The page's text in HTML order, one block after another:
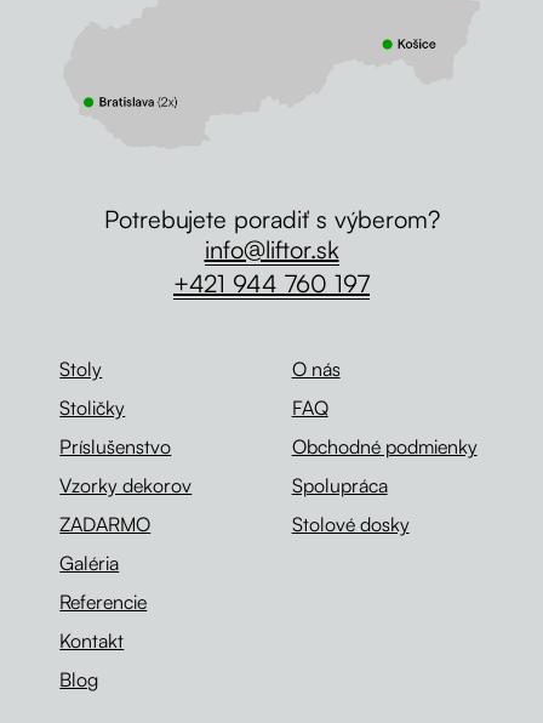
Stoly
Stoličky
Príslušenstvo
Vzorky dekorov
ZADARMO
Galéria
Referencie
Kontakt
Blog
O nás
FAQ
Obchodné podmienky
Spolupráca
Stolové dosky
Potrebujete poradiť s výberom?
info@liftor.sk
+421 944 760 197